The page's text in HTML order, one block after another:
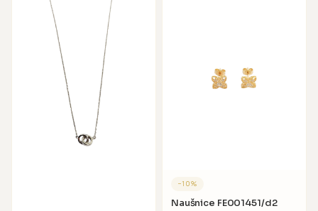
−10%
Naušnice FE001451/d2